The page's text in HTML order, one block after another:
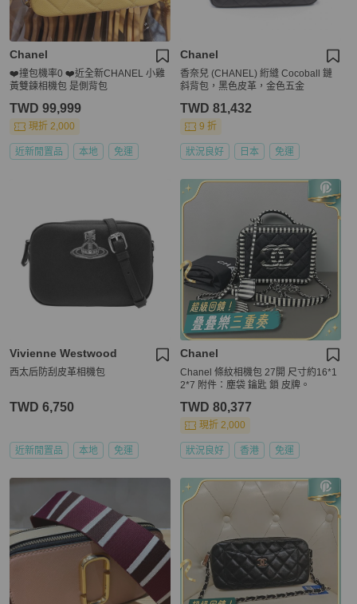
Chanel
❤️撞包機率0 ❤️近全新CHANEL 小雞
黃雙鍊相機包 是側背包
TWD 99,999
現折 2,000
近新閒置品 本地 免運
Chanel
香奈兒 (CHANEL) 絎縫 Cocoball 鏈
斜背包，黑色皮革，金色五金
TWD 81,432
9 折
狀況良好 日本 免運
Vivienne Westwood
西太后防刮皮革相機包
TWD 6,750
近新閒置品 本地 免運
Chanel
Chanel 條紋相機包 27開 尺寸約16*1
2*7 附件：塵袋 鑰匙 鎖 皮牌。
TWD 80,377
現折 2,000
狀況良好 香港 免運